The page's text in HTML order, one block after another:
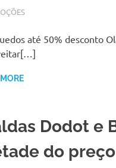
29, 2017
até 50% desconto
Dodot e
do preço